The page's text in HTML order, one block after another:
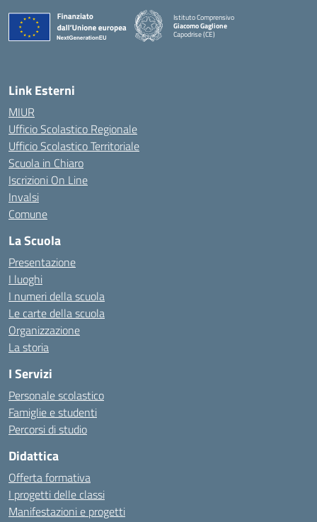
Istituto Comprensivo
Giacomo Gaglione
Capodrise (CE)
— Visita la pagina iniziale della scuola
Link Esterni
MIUR
Ufficio Scolastico Regionale
Ufficio Scolastico Territoriale
Scuola in Chiaro
Iscrizioni On Line
Invalsi
Comune
La Scuola
Presentazione
I luoghi
I numeri della scuola
Le carte della scuola
Organizzazione
La storia
I Servizi
Personale scolastico
Famiglie e studenti
Percorsi di studio
Didattica
Offerta formativa
I progetti delle classi
Manifestazioni e progetti